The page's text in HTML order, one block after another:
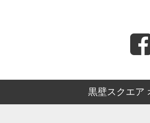
黒壁スクエア